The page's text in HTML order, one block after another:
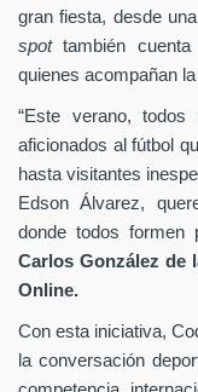
gran fiesta, desde
spottambién
quienes acompañan
“Este verano,
aficionados al fútbol
hasta visitantes
Edson Álvarez,
donde todos formen
Carlos González de
Online.
Con esta iniciativa,
la conversación